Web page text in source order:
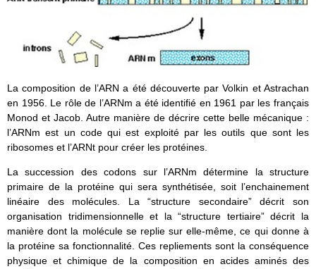
La composition de l’ARN a été découverte par Volkin et Astrachan
en 1956. Le rôle de l’ARNm a été identifié en 1961 par les français
Monod et Jacob. Autre manière de décrire cette belle mécanique :
l’ARNm est un code qui est exploité par les outils que sont les
ribosomes et l’ARNt pour créer les protéines.
La succession des codons sur l’ARNm détermine la structure
primaire de la protéine qui sera synthétisée, soit l’enchainement
linéaire des molécules. La “structure secondaire” décrit son
organisation tridimensionnelle et la “structure tertiaire” décrit la
manière dont la molécule se replie sur elle-même, ce qui donne à
la protéine sa fonctionnalité. Ces repliements sont la conséquence
physique et chimique de la composition en acides aminés des